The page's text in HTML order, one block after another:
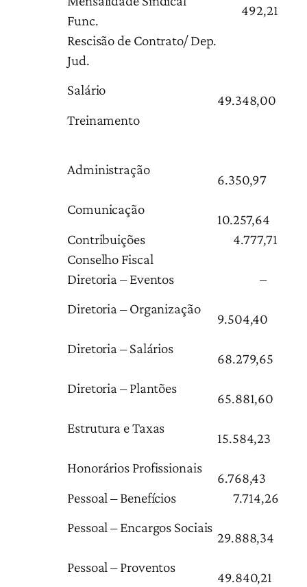
Func.
492,21
Rescisão de Contrato/ Dep.
Jud.
Salário
49.348,00
Treinamento
Administração
6.350,97
Comunicação
10.257,64
Contribuições
4.777,71
Conselho Fiscal
Diretoria – Eventos
–
Diretoria – Organização
9.504,40
Diretoria – Salários
68.279,65
Diretoria – Plantões
65.881,60
Estrutura e Taxas
15.584,23
Honorários Profissionais
6.768,43
Pessoal – Benefícios
7.714,26
Pessoal – Encargos Sociais
29.888,34
Pessoal – Proventos
49.840,21